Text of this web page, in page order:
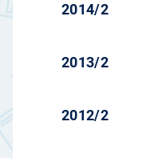
2014/2
2013/2
2012/2